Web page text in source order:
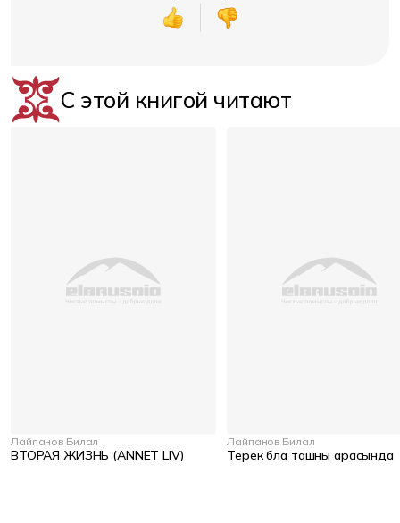
С этой книгой читают
Лайпанов Билал
ВТОРАЯ ЖИЗНЬ (ANNET LIV)
Лайпанов Билал
Терек бла ташны арасында